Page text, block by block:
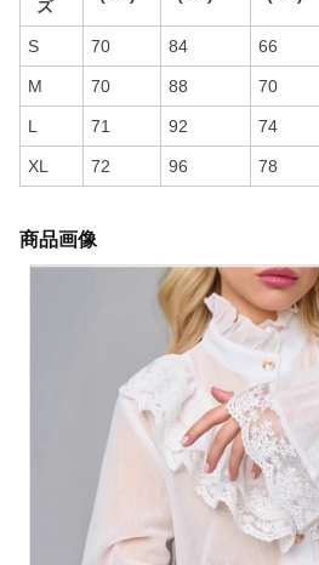
ズ
S 70 84 66
M 70 88 70
L 71 92 74
XL 72 96 78
商品画像